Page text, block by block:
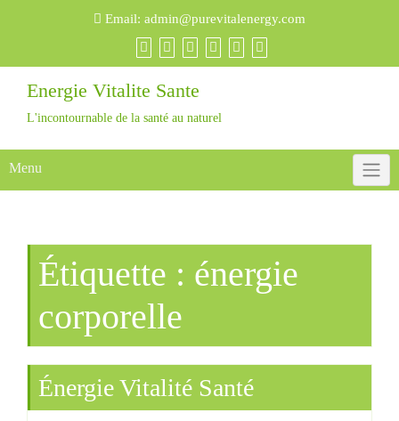
Email: admin@purevitalenergy.com
Energie Vitalite Sante
L'incontournable de la santé au naturel
Menu
Étiquette : énergie
corporelle
Énergie Vitalité Santé